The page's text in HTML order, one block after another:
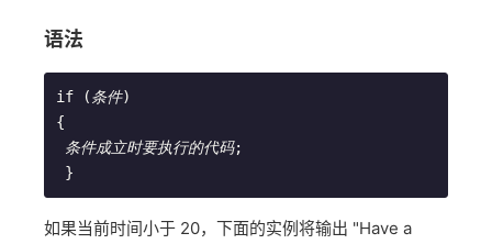
语法
if (条件)
{
条件成立时要执行的代码;
}
如果当前时间小于 20，下面的实例将输出 "Have a